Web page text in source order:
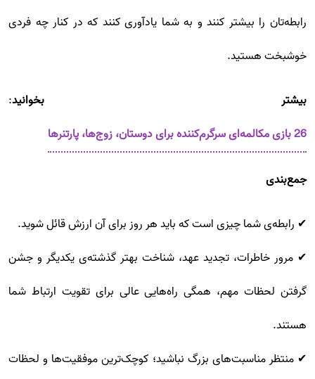
رابطه‌تان را بیشتر کنند و به شما یادآوری کنند که در کنار چه فردی
خوشبخت هستید.
بیشتر بخوانید:
26 بازی مکالمه‌ای سرگرم‌کننده برای دوستان، زوج‌ها، پارتنرها
جمع‌بندی
✔ رابطه‌ی شما چیزی است که باید هر روز برای آن ارزش قائل شوید.
✔ مرور خاطرات، تجدید عهد، شناخت بهتر گذشته‌ی یکدیگر و جشن
گرفتن لحظات مهم، همگی راه‌هایی عالی برای تقویت ارتباط شما
هستند.
✔ منتظر مناسبت‌های بزرگ نباشید؛ کوچک‌ترین موفقیت‌ها و لحظات